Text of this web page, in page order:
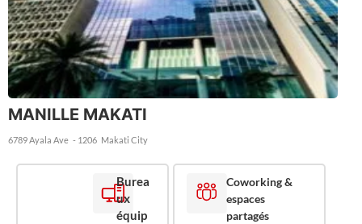
MANILLE MAKATI
6789 Ayala Ave - 1206 Makati City
Burea
ux
équip
Coworking &
espaces
partagés